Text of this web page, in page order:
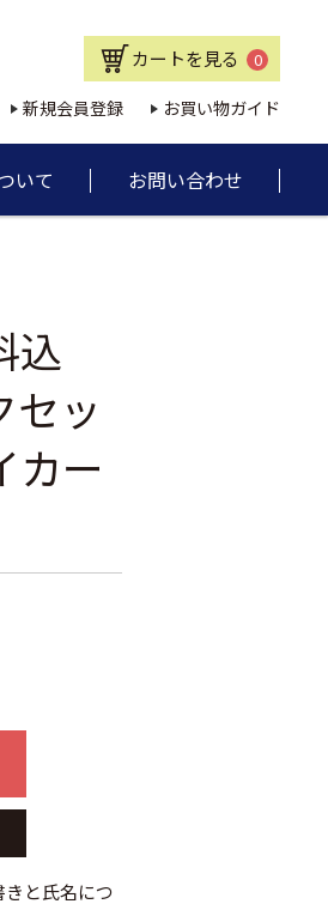
カートを見る 0
新規会員登録 お買い物ガイド
いて お問い合わせ
込
セッ
カー
きと氏名につ